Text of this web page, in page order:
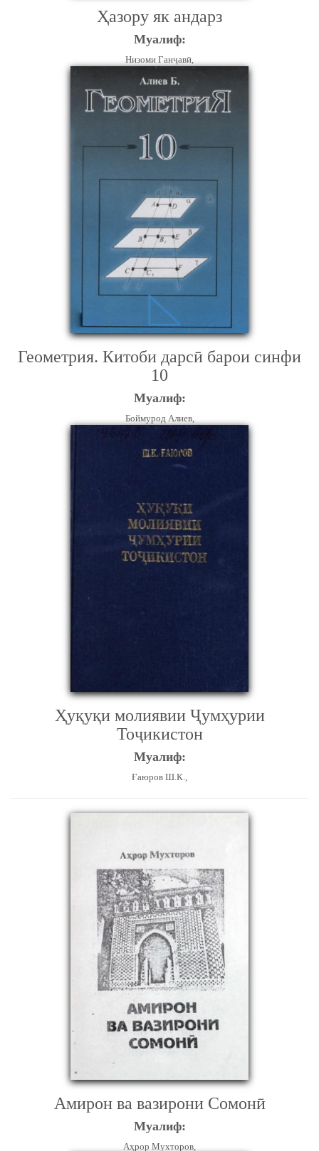
Ҳазору як андарз
Муалиф:
Низоми Ганҷавӣ,
Геометрия. Китоби дарсӣ барои синфи
10
Муалиф:
Боймурод Алиев,
Ҳуқуқи молиявии Ҷумҳурии
Тоҷикистон
Муалиф:
Ғаюров Ш.К.,
Амирон ва вазирони Сомонӣ
Муалиф:
Аҳрор Мухторов,